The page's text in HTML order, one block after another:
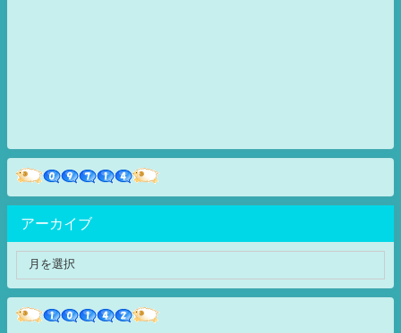
アーカイブ